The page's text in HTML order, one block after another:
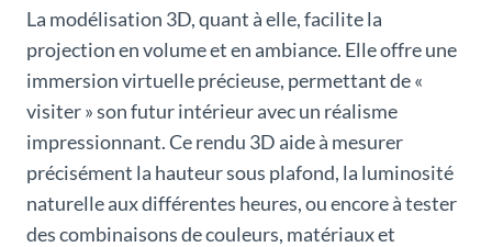
La modélisation 3D, quant à elle, facilite la
projection en volume et en ambiance. Elle offre une
immersion virtuelle précieuse, permettant de «
visiter » son futur intérieur avec un réalisme
impressionnant. Ce rendu 3D aide à mesurer
précisément la hauteur sous plafond, la luminosité
naturelle aux différentes heures, ou encore à tester
des combinaisons de couleurs, matériaux et